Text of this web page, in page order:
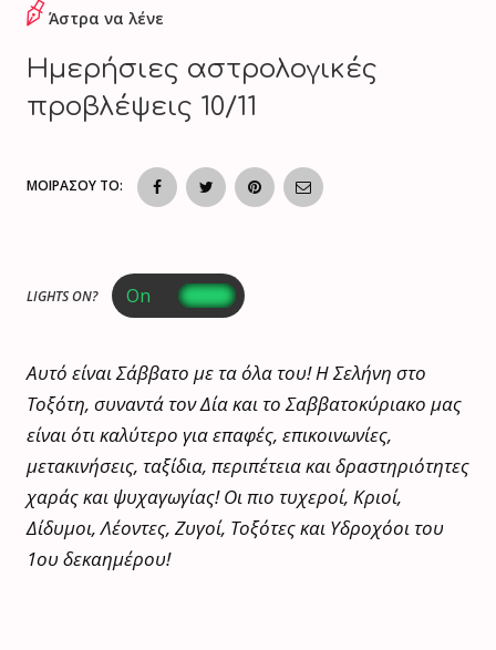
Άστρα να λένε
Ημερήσιες αστρολογικές
προβλέψεις 10/11
ΜΟΙΡΑΣΟΥ ΤΟ:
LIGHTS ON?
Αυτό είναι Σάββατο με τα όλα του! Η Σελήνη στο
Τοξότη, συναντά τον Δία και το Σαββατοκύριακο μας
είναι ότι καλύτερο για επαφές, επικοινωνίες,
μετακινήσεις, ταξίδια, περιπέτεια και δραστηριότητες
χαράς και ψυχαγωγίας! Οι πιο τυχεροί, Κριοί,
Δίδυμοι, Λέοντες, Ζυγοί, Τοξότες και Υδροχόοι του
1ου δεκαημέρου!